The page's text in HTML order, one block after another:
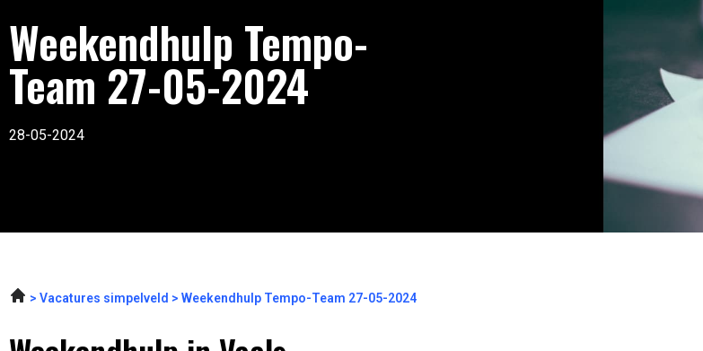
Weekendhulp Tempo-
Team 27-05-2024
28-05-2024
Vacatures simpelveld Weekendhulp Tempo-Team 27-05-2024